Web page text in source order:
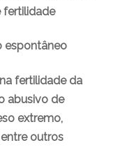
fertilidade
espontâneo
fertilidade da
abusivo de
extremo,
outros